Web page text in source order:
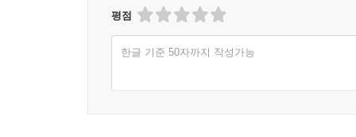
지금 임대주택 등록해서 받을 수 있는 혜택은?
10 임대료 인상률 5% 상한제 4가지 핵심 질문
평점
한글 기준 50자까지 작성가능